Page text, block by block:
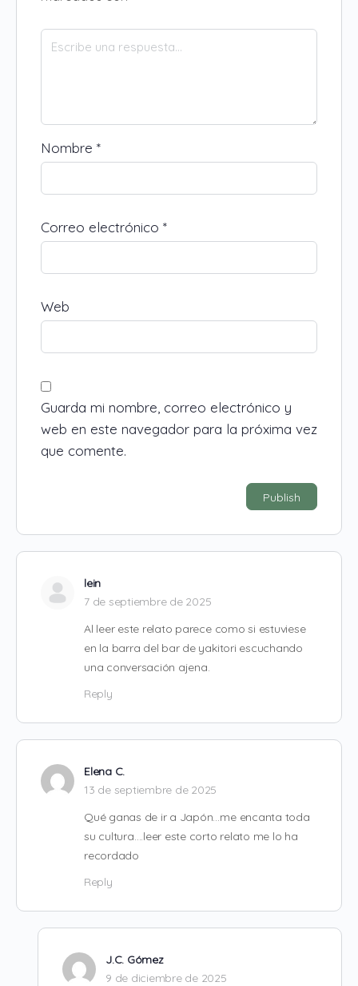
Nombre *
Correo electrónico *
Web
Guarda mi nombre, correo electrónico y
web en este navegador para la próxima vez
que comente.
lein
7 de septiembre de 2025
Al leer este relato parece como si estuviese
en la barra del bar de yakitori escuchando
una conversación ajena.
Reply
Elena C.
13 de septiembre de 2025
Qué ganas de ir a Japón…me encanta toda
su cultura….leer este corto relato me lo ha
recordado
Reply
J.C. Gómez
9 de diciembre de 2025